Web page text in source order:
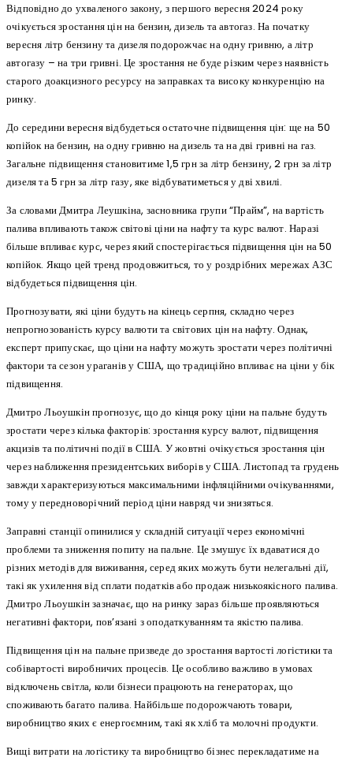
Відповідно до ухваленого закону, з першого вересня 2024 року
очікується зростання цін на бензин, дизель та автогаз. На початку
вересня літр бензину та дизеля подорожчає на одну гривню, а літр
автогазу – на три гривні. Це зростання не буде різким через наявність
старого доакцизного ресурсу на заправках та високу конкуренцію на
ринку.
До середини вересня відбудеться остаточне підвищення цін: ще на 50
копійок на бензин, на одну гривню на дизель та на дві гривні на газ.
Загальне підвищення становитиме 1,5 грн за літр бензину, 2 грн за літр
дизеля та 5 грн за літр газу, яке відбуватиметься у дві хвилі.
За словами Дмитра Леушкіна, засновника групи “Прайм”, на вартість
палива впливають також світові ціни на нафту та курс валют. Наразі
більше впливає курс, через який спостерігається підвищення цін на 50
копійок. Якщо цей тренд продовжиться, то у роздрібних мережах АЗС
відбудеться підвищення цін.
Прогнозувати, які ціни будуть на кінець серпня, складно через
непрогнозованість курсу валюти та світових цін на нафту. Однак,
експерт припускає, що ціни на нафту можуть зростати через політичні
фактори та сезон ураганів у США, що традиційно впливає на ціни у бік
підвищення.
Дмитро Льоушкін прогнозує, що до кінця року ціни на пальне будуть
зростати через кілька факторів: зростання курсу валют, підвищення
акцизів та політичні події в США. У жовтні очікується зростання цін
через наближення президентських виборів у США. Листопад та грудень
завжди характеризуються максимальними інфляційними очікуваннями,
тому у передноворічний період ціни навряд чи знизяться.
Заправні станції опинилися у складній ситуації через економічні
проблеми та зниження попиту на пальне. Це змушує їх вдаватися до
різних методів для виживання, серед яких можуть бути нелегальні дії,
такі як ухилення від сплати податків або продаж низькоякісного палива.
Дмитро Льоушкін зазначає, що на ринку зараз більше проявляються
негативні фактори, пов’язані з оподаткуванням та якістю палива.
Підвищення цін на пальне призведе до зростання вартості логістики та
собівартості виробничих процесів. Це особливо важливо в умовах
відключень світла, коли бізнеси працюють на генераторах, що
споживають багато палива. Найбільше подорожчають товари,
виробництво яких є енергоємним, такі як хліб та молочні продукти.
Вищі витрати на логістику та виробництво бізнес перекладатиме на